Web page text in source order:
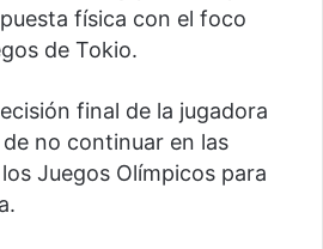
física con el foco
de Tokio.
final de la jugadora
no continuar en las
Juegos Olímpicos para